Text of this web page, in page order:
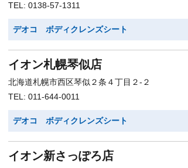
TEL: 0138-57-1311
デオコ ボディクレンズシート
イオン札幌琴似店
北海道札幌市西区琴似２条４丁目２-２
TEL: 011-644-0011
デオコ ボディクレンズシート
イオン新さっぽろ店